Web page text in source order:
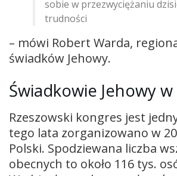
sobie w przezwyciężaniu
trudności
– mówi Robert Warda,
świadków Jehowy.
Świadkowie Jehowy
Rzeszowski kongres jest
tego lata zorganizowano w
Polski. Spodziewana liczba
obecnych to około 116 tys.